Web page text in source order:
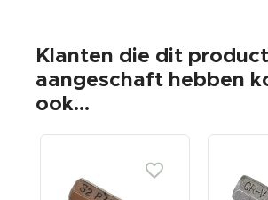
Klanten die dit product
aangeschaft hebben
ook...